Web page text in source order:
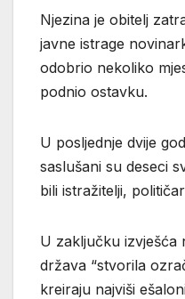
Njezina je obitelj
javne istrage
odobrio nekoliko
podnio ostavku.
U posljednje dvije
saslušani su deseci
bili istražitelji,
U zaključku izvješća
država “stvorila
kreiraju najviši